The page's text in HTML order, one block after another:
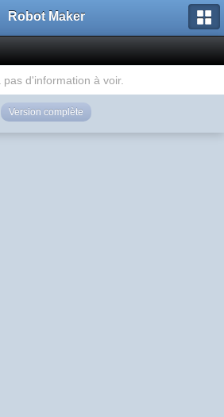
Robot Maker
pas d'information à voir.
Version complète